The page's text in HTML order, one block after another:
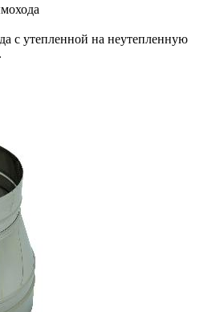
с утепленной на неутепленную